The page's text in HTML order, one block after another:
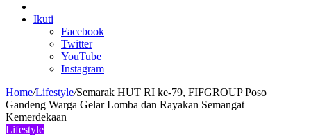
In
Ikuti
Facebook
Twitter
YouTube
Instagram
Home/Lifestyle/Semarak HUT RI ke-79, FIFGROUP Poso
Gandeng Warga Gelar Lomba dan Rayakan Semangat
Kemerdekaan
Lifestyle